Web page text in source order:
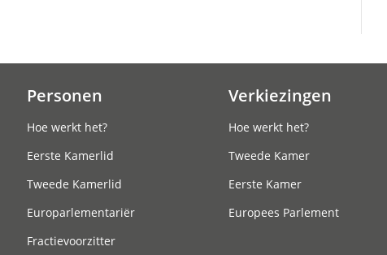
Personen
Hoe werkt het?
Eerste Kamerlid
Tweede Kamerlid
Europarlementariër
Fractievoorzitter
Verkiezingen
Hoe werkt het?
Tweede Kamer
Eerste Kamer
Europees Parlement